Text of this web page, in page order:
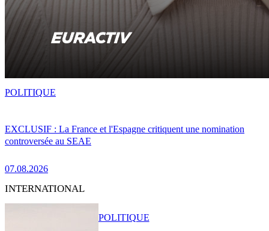
EXCLUSIF : La France et l'Espagne critiquent une nomination
controversée au SEAE
07.08.2026
POLITIQUE
INTERNATIONAL
POLITIQUE